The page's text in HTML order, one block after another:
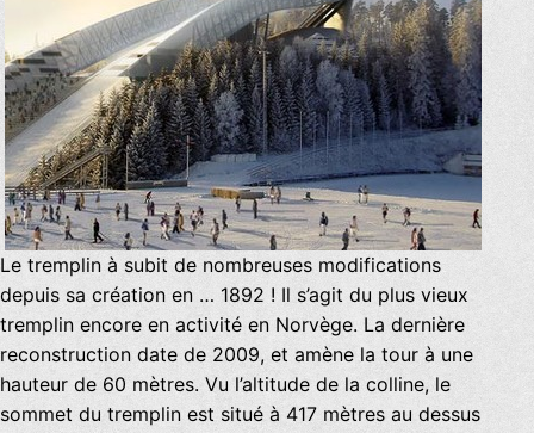
Le tremplin à subit de nombreuses modifications
depuis sa création en … 1892 ! Il s’agit du plus vieux
tremplin encore en activité en Norvège. La dernière
reconstruction date de 2009, et amène la tour à une
hauteur de 60 mètres. Vu l’altitude de la colline, le
sommet du tremplin est situé à 417 mètres au dessus